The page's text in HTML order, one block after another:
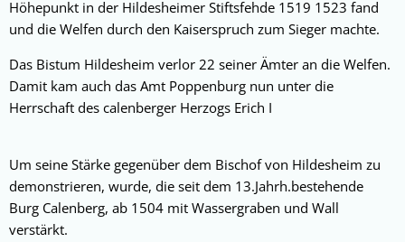
Höhepunkt in der Hildesheimer Stiftsfehde 1519 1523 fand
und die Welfen durch den Kaiserspruch zum Sieger machte.
Das Bistum Hildesheim verlor 22 seiner Ämter an die Welfen.
Damit kam auch das Amt Poppenburg nun unter die
Herrschaft des calenberger Herzogs Erich I
Um seine Stärke gegenüber dem Bischof von Hildesheim zu
demonstrieren, wurde, die seit dem 13.Jahrh.bestehende
Burg Calenberg, ab 1504 mit Wassergraben und Wall
verstärkt.